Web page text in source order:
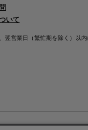
いて
翌営業日（繁忙期を除く）以